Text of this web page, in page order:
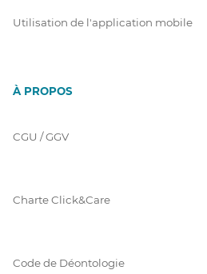
Utilisation de l'application mobile
À PROPOS
CGU / GGV
Charte Click&Care
Code de Déontologie